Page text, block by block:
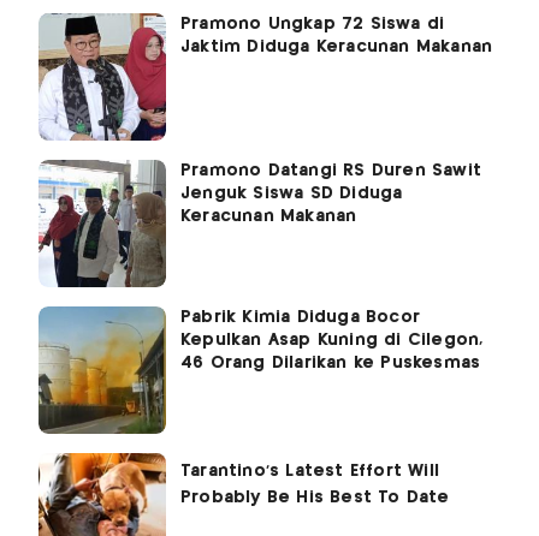
Pramono Ungkap 72 Siswa di
Jaktim Diduga Keracunan Makanan
Pramono Datangi RS Duren Sawit
Jenguk Siswa SD Diduga
Keracunan Makanan
Pabrik Kimia Diduga Bocor
Kepulkan Asap Kuning di Cilegon,
46 Orang Dilarikan ke Puskesmas